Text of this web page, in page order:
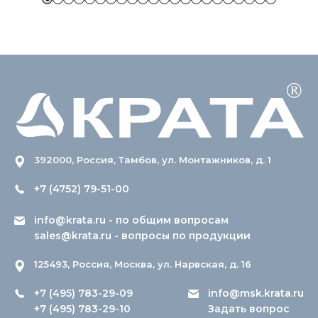
392000, Россия, Тамбов, ул. Монтажников, д. 1
+7 (4752) 79-51-00
info@krata.ru - по общим вопросам
sales@krata.ru - вопросы по продукции
125493, Россия, Москва, ул. Нарвская, д. 16
+7 (495) 783-29-09
+7 (495) 783-29-10
info@msk.krata.ru
Задать вопрос